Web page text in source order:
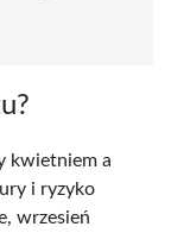
kwietniem a
i ryzyko
wrzesień